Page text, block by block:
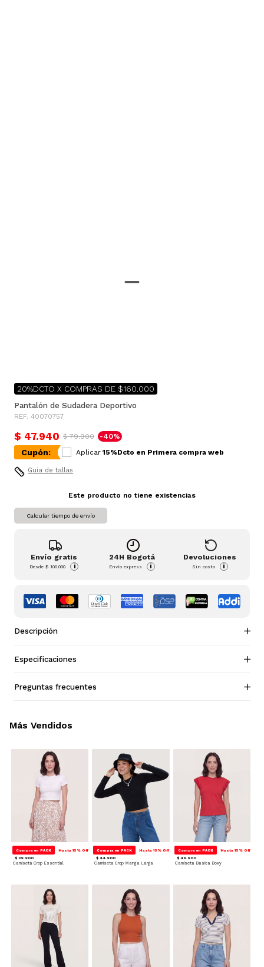
20%DCTO X COMPRAS DE $160.000
Pantalón de Sudadera Deportivo
REF. 40070757
$ 47.940 $ 79.900 -40%
Cupón: Aplicar 15%Dcto en Primera compra web
Guia de tallas
Este producto no tiene existencias
Calcular tiempo de envío
Envío gratis
Desde$ 100.000 i
24H Bogotá
Envío express i
Devoluciones
Sin costo i
Descripción
Especificaciones
Preguntas frecuentes
Compra en PACK Hasta 15% Off
$ 39.900
Camiseta Crop Essential
Compra en PACK Hasta 15% Off
$ 44.900
Camiseta Crop Manga Larga
Compra en PACK Hasta 15% Off
$ 49.900
Camiseta Basica Boxy
Más Vendidos